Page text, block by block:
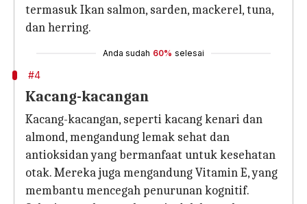
termasuk Ikan salmon, sarden, mackerel, tuna,
dan herring.
Anda sudah 60% selesai
#4
Kacang-kacangan
Kacang-kacangan, seperti kacang kenari dan
almond, mengandung lemak sehat dan
antioksidan yang bermanfaat untuk kesehatan
otak. Mereka juga mengandung Vitamin E, yang
membantu mencegah penurunan kognitif.